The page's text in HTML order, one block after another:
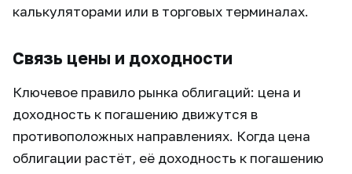
калькуляторами или в торговых терминалах.
Связь цены и доходности
Ключевое правило рынка облигаций: цена и
доходность к погашению движутся в
противоположных направлениях. Когда цена
облигации растёт, её доходность к погашению